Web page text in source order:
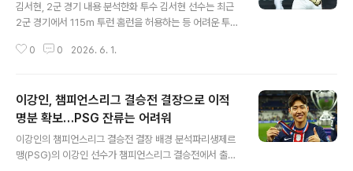
김서현, 2군 경기 내용 분석한화 투수 김서현 선수는 최근
2군 경기에서 115m 투런 홈런을 허용하는 등 어려운 투구
는 정영웅 선수에게 안타를 맞은 후 강민성 선수에게 홈런
달라진 성적 및 감독 코멘트지난 시즌 맹활약하며 팀의 한
국시리즈 진출을 이끌었던 김서현 선수이지만, 올 시즌에
는 1군에서 12경기 1승 2패 평균자책 12.38로 부진했습
니다. 2군에서도 평균자책 7.00을 기록하며 제구력 불안
을 노출하고 있으며, 김경문 감독은 제구력 문제 해결을 위
0 0 2026. 6. 1.
이강인, 챔피언스리그 결승전 결장으로 이적
명분 확보…PSG 잔류는 어려워
이강인의 챔피언스리그 결승전 결장 배경 분석파리생제르
맹(PSG)의 이강인 선수가 챔피언스리그 결승전에서 출전